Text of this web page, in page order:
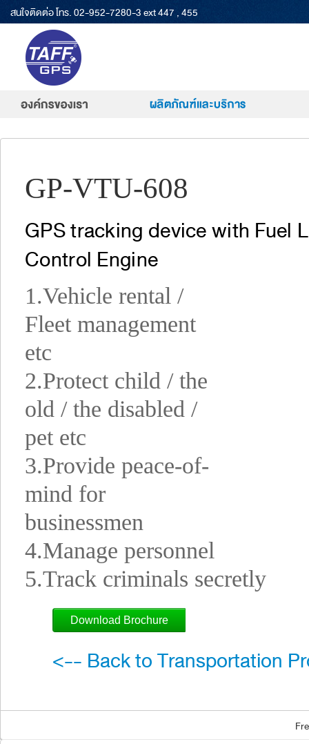
สนใจติดต่อ โทร.02-952-7280-3 ext 447 , 455
GP-VTU-608
GPS tracking device with Fuel
Control Engine
1.Vehicle rental /
Fleet management
etc
2.Protect child / the
old / the disabled /
pet etc
3.Provide peace-of-
mind for
businessmen
4.Manage personnel
5.Track criminals secretly
Download Brochure
<-- Back to Transportation